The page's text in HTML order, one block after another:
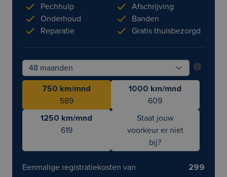
Pechhulp
Onderhoud
Reparatie
Afschrijving
Banden
Gratis thuisbezorgd
750 km/mnd
589
1000 km/mnd
609
1250 km/mnd
619
Staat jouw
voorkeur er niet
bij?
Eenmalige registratiekosten van
299